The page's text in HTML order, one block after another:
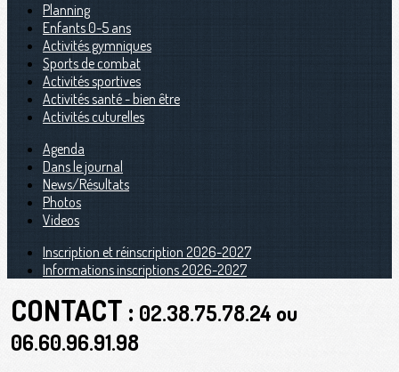
Planning
Enfants 0-5 ans
Activités gymniques
Sports de combat
Activités sportives
Activités santé - bien être
Activités cuturelles
Agenda
Dans le journal
News/Résultats
Photos
Videos
Inscription et réinscription 2026-2027
Informations inscriptions 2026-2027
CONTACT : 02.38.75.78.24 ou
06.60.96.91.98